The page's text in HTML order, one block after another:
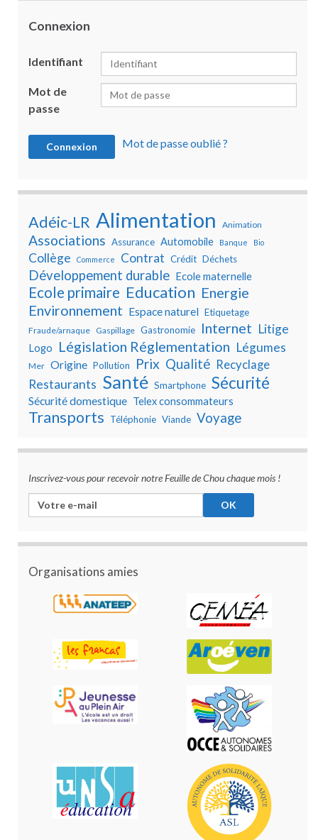
Connexion
Identifiant
Mot de
passe
Mot de passe oublié ?
Adéic-LR Alimentation Animation
Associations Assurance Automobile Banque Bio
Collège Commerce Contrat Crédit Déchets
Développement durable Ecole maternelle
Ecole primaire Education Energie
Environnement Espace naturel Etiquetage
Fraude/arnaque Gaspillage Gastronomie Internet Litige
Logo Législation Réglementation Légumes
Mer Origine Pollution Prix Qualité Recyclage
Restaurants Santé Smartphone Sécurité
Sécurité domestique Telex consommateurs
Transports Téléphonie Viande Voyage
Inscrivez-vous pour recevoir notre Feuille de Chou chaque mois !
Organisations amies